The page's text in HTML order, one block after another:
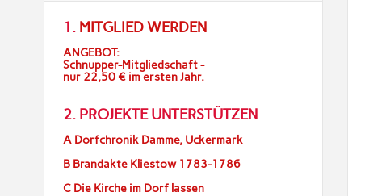
1. MITGLIED WERDEN
ANGEBOT:
Schnupper-Mitgliedschaft -
nur 22,50 € im ersten Jahr.
2. PROJEKTE UNTERSTÜTZEN
A Dorfchronik Damme, Uckermark
B Brandakte Kliestow 1783-1786
C Die Kirche im Dorf lassen